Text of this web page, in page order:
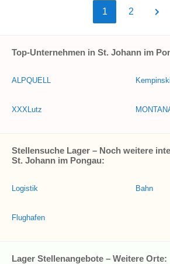
1 2
Top-Unternehmen in St. Johann im
ALPQUELL
XXXLutz
Stellensuche Lager – Noch weitere
St. Johann im Pongau:
Logistik
Flughafen
Bahn
Lager Stellenangebote – Weitere Orte: